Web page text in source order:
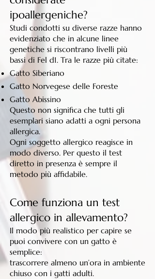
ipoallergeniche?
Studi condotti su diverse razze hanno
evidenziato che in alcune linee
genetiche si riscontrano livelli più
bassi di Fel d1. Tra le razze più citate:
Gatto Siberiano
Gatto Norvegese delle Foreste
Gatto Abissino
Questo non significa che tutti gli
esemplari siano adatti a ogni persona
allergica.
Ogni soggetto allergico reagisce in
modo diverso. Per questo il test
diretto in presenza è sempre il
metodo più affidabile.
Come funziona un test
allergico in allevamento?
Il modo più realistico per capire se
puoi convivere con un gatto è
semplice:
trascorrere almeno un’ora in ambiente
chiuso con i gatti adulti.